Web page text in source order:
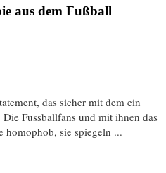
aus dem Fußball
das sicher mit dem ein
Fussballfans und mit ihnen das
homophob, sie spiegeln ...